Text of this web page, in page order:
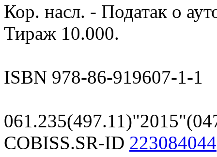
Кор. насл. - Податак о
Тираж 10.000.
ISBN 978-86-919607-1-1
COBISS.SR-ID 223084044